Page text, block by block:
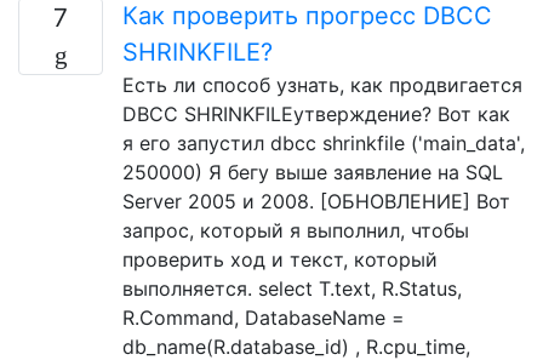
7
Как проверить прогресс DBCC
SHRINKFILE?
Есть ли способ узнать, как продвигается
DBCC SHRINKFILEутверждение? Вот как
я его запустил dbcc shrinkfile ('main_data',
250000) Я бегу выше заявление на SQL
Server 2005 и 2008. [ОБНОВЛЕНИЕ] Вот
запрос, который я выполнил, чтобы
проверить ход и текст, который
выполняется. select T.text, R.Status,
R.Command, DatabaseName =
db_name(R.database_id) , R.cpu_time,